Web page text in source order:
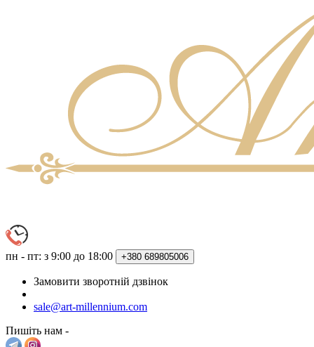
пн - пт: з 9:00 до 18:00 +380 689805006
Замовити зворотній дзвінок
sale@art-millennium.com
Пишіть нам -